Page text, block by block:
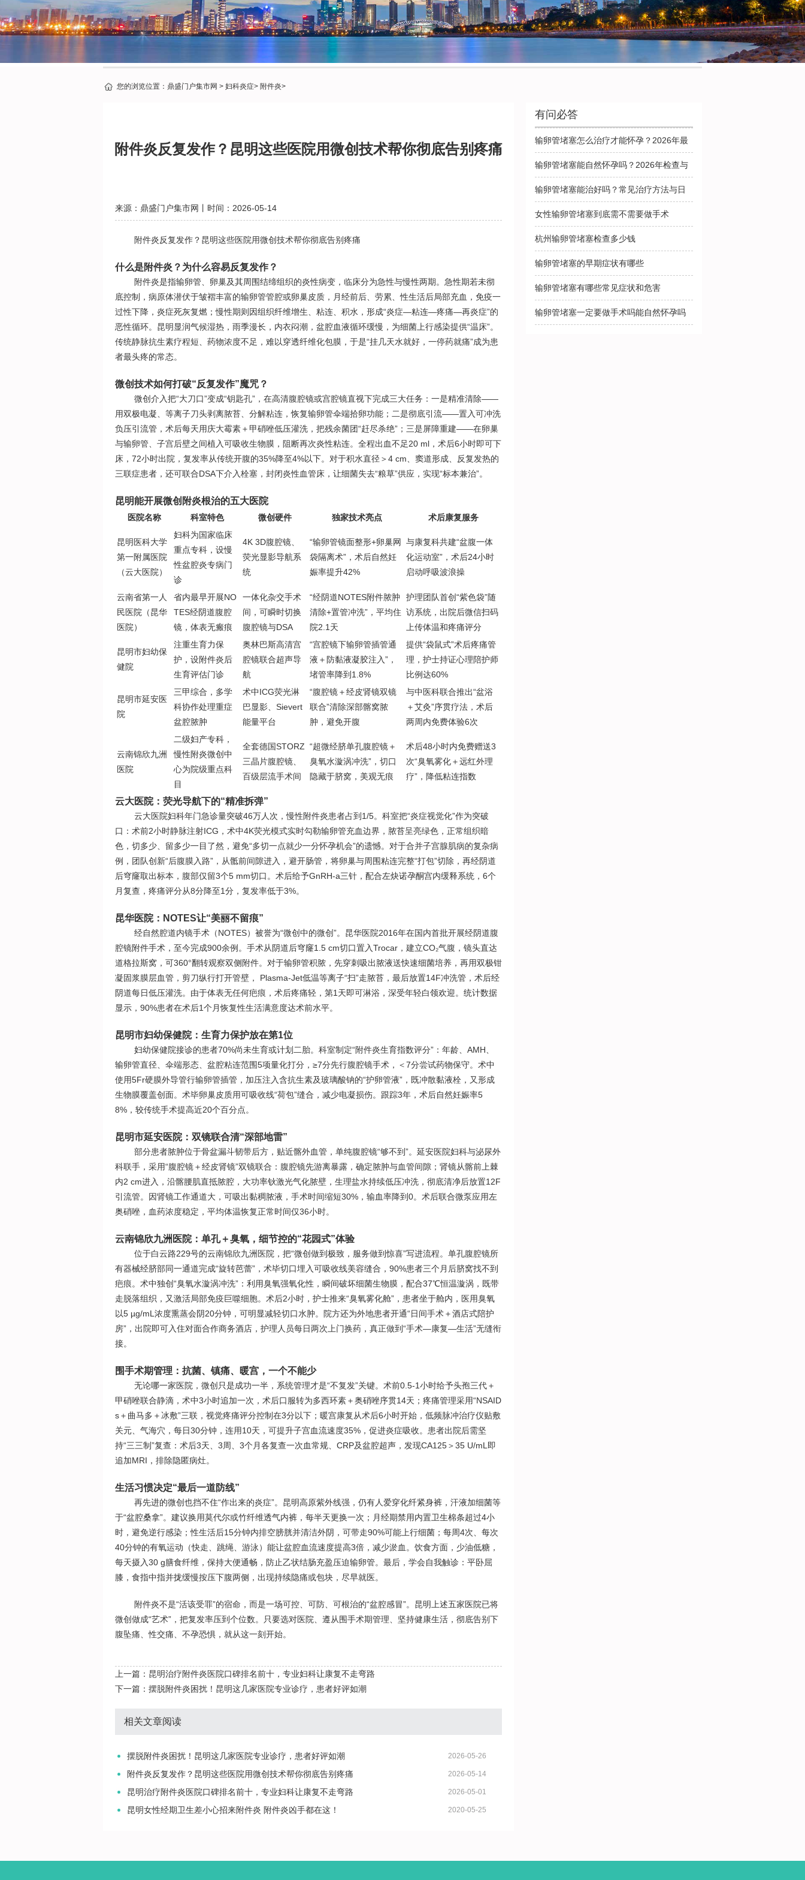
您的浏览位置： 鼎盛门户集市网 > 妇科炎症> 附件炎>
附件炎反复发作？昆明这些医院用微创技术帮你彻底告别疼痛
来源： 鼎盛门户集市网 丨时间：2026-05-14
附件炎反复发作？昆明这些医院用微创技术帮你彻底告别疼痛
什么是附件炎？为什么容易反复发作？
附件炎是指输卵管、卵巢及其周围结缔组织的炎性病变，临床分为急性与慢性两期。急性期若未彻
底控制，病原体潜伏于皱褶丰富的输卵管管腔或卵巢皮质，月经前后、劳累、性生活后局部充血，免疫一
过性下降，炎症死灰复燃；慢性期则因组织纤维增生、粘连、积水，形成“炎症—粘连—疼痛—再炎症”的
恶性循环。昆明显润气候湿热，雨季漫长，内衣闷潮，盆腔血液循环缓慢，为细菌上行感染提供“温床”。
传统静脉抗生素疗程短、药物浓度不足，难以穿透纤维化包膜，于是“挂几天水就好，一停药就痛”成为患
者最头疼的常态。
微创技术如何打破“反复发作”魔咒？
微创介入把“大刀口”变成“钥匙孔”，在高清腹腔镜或宫腔镜直视下完成三大任务：一是精准清除——
用双极电凝、等离子刀头剥离脓苔、分解粘连，恢复输卵管伞端拾卵功能；二是彻底引流——置入可冲洗
负压引流管，术后每天用庆大霉素＋甲硝唑低压灌洗，把残余菌团“赶尽杀绝”；三是屏障重建——在卵巢
与输卵管、子宫后壁之间植入可吸收生物膜，阻断再次炎性粘连。全程出血不足20 ml，术后6小时即可下
床，72小时出院，复发率从传统开腹的35%降至4%以下。对于积水直径＞4 cm、窦道形成、反复发热的
三联症患者，还可联合DSA下介入栓塞，封闭炎性血管床，让细菌失去“粮草”供应，实现“标本兼治”。
昆明能开展微创附炎根治的五大医院
医院名称 科室特色 微创硬件 独家技术亮点 术后康复服务
昆明医科大学
第一附属医院
（云大医院）
妇科为国家临床
重点专科，设慢
性盆腔炎专病门
诊
4K 3D腹腔镜、
荧光显影导航系
统
“输卵管镜面整形+卵巢网
袋隔离术”，术后自然妊
娠率提升42%
与康复科共建“盆腹一体
化运动室”，术后24小时
启动呼吸波浪操
云南省第一人
民医院（昆华
医院）
省内最早开展NO
TES经阴道腹腔
镜，体表无瘢痕
一体化杂交手术
间，可瞬时切换
腹腔镜与DSA
“经阴道NOTES附件脓肿
清除+置管冲洗”，平均住
院2.1天
护理团队首创“紫色袋”随
访系统，出院后微信扫码
上传体温和疼痛评分
昆明市妇幼保
健院
注重生育力保
护，设附件炎后
生育评估门诊
奥林巴斯高清宫
腔镜联合超声导
航
“宫腔镜下输卵管插管通
液＋防黏液凝胶注入”，
堵管率降到1.8%
提供“袋鼠式”术后疼痛管
理，护士持证心理陪护师
比例达60%
昆明市延安医
院
三甲综合，多学
科协作处理重症
盆腔脓肿
术中ICG荧光淋
巴显影、Sievert
能量平台
“腹腔镜＋经皮肾镜双镜
联合”清除深部髂窝脓
肿，避免开腹
与中医科联合推出“盆浴
＋艾灸”序贯疗法，术后
两周内免费体验6次
云南锦欣九洲
医院
二级妇产专科，
慢性附炎微创中
心为院级重点科
目
全套德国STORZ
三晶片腹腔镜、
百级层流手术间
“超微经脐单孔腹腔镜＋
臭氧水漩涡冲洗”，切口
隐藏于脐窝，美观无痕
术后48小时内免费赠送3
次“臭氧雾化＋远红外理
疗”，降低粘连指数
云大医院：荧光导航下的“精准拆弹”
云大医院妇科年门急诊量突破46万人次，慢性附件炎患者占到1/5。科室把“炎症视觉化”作为突破
口：术前2小时静脉注射ICG，术中4K荧光模式实时勾勒输卵管充血边界，脓苔呈亮绿色，正常组织暗
色，切多少、留多少一目了然，避免“多切一点就少一分怀孕机会”的遗憾。对于合并子宫腺肌病的复杂病
例，团队创新“后腹膜入路”，从骶前间隙进入，避开肠管，将卵巢与周围粘连完整“打包”切除，再经阴道
后穹窿取出标本，腹部仅留3个5 mm切口。术后给予GnRH-a三针，配合左炔诺孕酮宫内缓释系统，6个
月复查，疼痛评分从8分降至1分，复发率低于3%。
昆华医院：NOTES让“美丽不留痕”
经自然腔道内镜手术（NOTES）被誉为“微创中的微创”。昆华医院2016年在国内首批开展经阴道腹
腔镜附件手术，至今完成900余例。手术从阴道后穹窿1.5 cm切口置入Trocar，建立CO₂气腹，镜头直达
道格拉斯窝，可360°翻转观察双侧附件。对于输卵管积脓，先穿刺吸出脓液送快速细菌培养，再用双极钳
凝固浆膜层血管，剪刀纵行打开管壁， Plasma-Jet低温等离子“扫”走脓苔，最后放置14F冲洗管，术后经
阴道每日低压灌洗。由于体表无任何疤痕，术后疼痛轻，第1天即可淋浴，深受年轻白领欢迎。统计数据
显示，90%患者在术后1个月恢复性生活满意度达术前水平。
昆明市妇幼保健院：生育力保护放在第1位
妇幼保健院接诊的患者70%尚未生育或计划二胎。科室制定“附件炎生育指数评分”：年龄、AMH、
输卵管直径、伞端形态、盆腔粘连范围5项量化打分，≥7分先行腹腔镜手术，＜7分尝试药物保守。术中
使用5Fr硬膜外导管行输卵管插管，加压注入含抗生素及玻璃酸钠的“护卵管液”，既冲散黏液栓，又形成
生物膜覆盖创面。术毕卵巢皮质用可吸收线“荷包”缝合，减少电凝损伤。跟踪3年，术后自然妊娠率5
8%，较传统手术提高近20个百分点。
昆明市延安医院：双镜联合清“深部地雷”
部分患者脓肿位于骨盆漏斗韧带后方，贴近髂外血管，单纯腹腔镜“够不到”。延安医院妇科与泌尿外
科联手，采用“腹腔镜＋经皮肾镜”双镜联合：腹腔镜先游离暴露，确定脓肿与血管间隙；肾镜从髂前上棘
内2 cm进入，沿髂腰肌直抵脓腔，大功率钬激光气化脓壁，生理盐水持续低压冲洗，彻底清净后放置12F
引流管。因肾镜工作通道大，可吸出黏稠脓液，手术时间缩短30%，输血率降到0。术后联合微泵应用左
奥硝唑，血药浓度稳定，平均体温恢复正常时间仅36小时。
云南锦欣九洲医院：单孔＋臭氧，细节控的“花园式”体验
位于白云路229号的云南锦欣九洲医院，把“微创做到极致，服务做到惊喜”写进流程。单孔腹腔镜所
有器械经脐部同一通道完成“旋转芭蕾”，术毕切口埋入可吸收线美容缝合，90%患者三个月后脐窝找不到
疤痕。术中独创“臭氧水漩涡冲洗”：利用臭氧强氧化性，瞬间破坏细菌生物膜，配合37℃恒温漩涡，既带
走脱落组织，又激活局部免疫巨噬细胞。术后2小时，护士推来“臭氧雾化舱”，患者坐于舱内，医用臭氧
以5 µg/mL浓度熏蒸会阴20分钟，可明显减轻切口水肿。院方还为外地患者开通“日间手术＋酒店式陪护
房”，出院即可入住对面合作商务酒店，护理人员每日两次上门换药，真正做到“手术—康复—生活”无缝衔
接。
围手术期管理：抗菌、镇痛、暖宫，一个不能少
无论哪一家医院，微创只是成功一半，系统管理才是“不复发”关键。术前0.5-1小时给予头孢三代＋
甲硝唑联合静滴，术中3小时追加一次，术后口服转为多西环素＋奥硝唑序贯14天；疼痛管理采用“NSAID
s＋曲马多＋冰敷”三联，视觉疼痛评分控制在3分以下；暖宫康复从术后6小时开始，低频脉冲治疗仪贴敷
关元、气海穴，每日30分钟，连用10天，可提升子宫血流速度35%，促进炎症吸收。患者出院后需坚
持“三三制”复查：术后3天、3周、3个月各复查一次血常规、CRP及盆腔超声，发现CA125＞35 U/mL即
追加MRI，排除隐匿病灶。
生活习惯决定“最后一道防线”
再先进的微创也挡不住“作出来的炎症”。昆明高原紫外线强，仍有人爱穿化纤紧身裤，汗液加细菌等
于“盆腔桑拿”。建议换用莫代尔或竹纤维透气内裤，每半天更换一次；月经期禁用内置卫生棉条超过4小
时，避免逆行感染；性生活后15分钟内排空膀胱并清洁外阴，可带走90%可能上行细菌；每周4次、每次
40分钟的有氧运动（快走、跳绳、游泳）能让盆腔血流速度提高3倍，减少淤血。饮食方面，少油低糖，
每天摄入30 g膳食纤维，保持大便通畅，防止乙状结肠充盈压迫输卵管。最后，学会自我触诊：平卧屈
膝，食指中指并拢缓慢按压下腹两侧，出现持续隐痛或包块，尽早就医。
附件炎不是“活该受罪”的宿命，而是一场可控、可防、可根治的“盆腔感冒”。昆明上述五家医院已将
微创做成“艺术”，把复发率压到个位数。只要选对医院、遵从围手术期管理、坚持健康生活，彻底告别下
腹坠痛、性交痛、不孕恐惧，就从这一刻开始。
上一篇： 昆明治疗附件炎医院口碑排名前十，专业妇科让康复不走弯路
下一篇： 摆脱附件炎困扰！昆明这几家医院专业诊疗，患者好评如潮
相关文章阅读
摆脱附件炎困扰！昆明这几家医院专业诊疗，患者好评如潮 2026-05-26
附件炎反复发作？昆明这些医院用微创技术帮你彻底告别疼痛 2026-05-14
昆明治疗附件炎医院口碑排名前十，专业妇科让康复不走弯路 2026-05-01
昆明女性经期卫生差小心招来附件炎 附件炎凶手都在这！ 2020-05-25
有问必答
输卵管堵塞怎么治疗才能怀孕？2026年最
新诊疗方法与检查指南
输卵管堵塞能自然怀孕吗？2026年检查与
治疗方法全面科普
输卵管堵塞能治好吗？常见治疗方法与日
常护理要点
女性输卵管堵塞到底需不需要做手术
杭州输卵管堵塞检查多少钱
输卵管堵塞的早期症状有哪些
输卵管堵塞有哪些常见症状和危害
输卵管堵塞一定要做手术吗能自然怀孕吗